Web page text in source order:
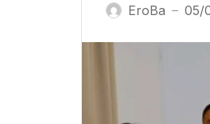
EroBa — 05/